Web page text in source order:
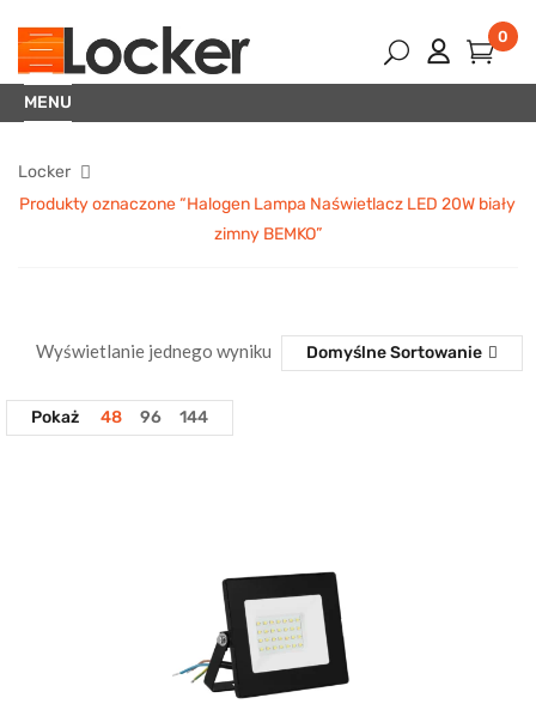
0
MENU
Locker
Produkty oznaczone “Halogen Lampa Naświetlacz LED 20W biały
zimny BEMKO”
Wyświetlanie jednego wyniku Domyślne Sortowanie
Pokaż 48 96 144